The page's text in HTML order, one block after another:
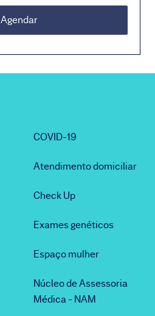
Agendar
COVID-19
Atendimento domiciliar
Check Up
Exames genéticos
Espaço mulher
Núcleo de Assessoria
Médica - NAM